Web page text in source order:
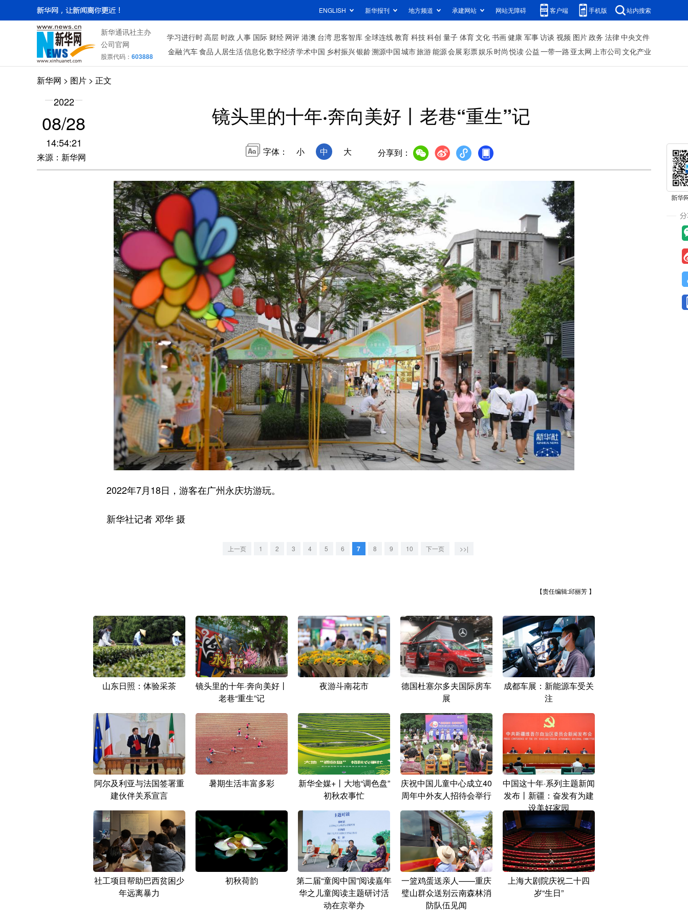
ENGLISH 新华报刊 地方频道 承建网站 网站无障碍 客户端 手机版 站内搜索
新华通讯社主办
公司官网
股票代码： 603888
学习进行时高层 时政 人事 国际 财经 网评 港澳 台湾 思客智库 全球连线教育 科技科创 量子 体育文化 书画健康 军事访谈 视频 图片政务 法律中央文件
金融汽车食品 人居生活信息化数字经济学术中国 乡村振兴银龄溯源中国城市旅游能源会展彩票娱乐时尚 悦读公益一带一路 亚太网上市公司 文化产业
新华网 > 图片 > 正文
2022
08/28
14:54:21
来源：新华网
镜头里的十年·奔向美好丨老巷“重生”记
字体： 小 中 大 分享到：
2022年7月18日，游客在广州永庆坊游玩。
新华社记者 邓华 摄
上一页 1 2 3 4 5 6 7 8 9 10 下一页 >>|
【责任编辑:邱丽芳 】
山东日照：体验采茶
镜头里的十年·奔向美好丨
老巷“重生”记
夜游斗南花市
德国杜塞尔多夫国际房车
展
成都车展：新能源车受关
注
阿尔及利亚与法国签署重
建伙伴关系宣言
暑期生活丰富多彩
新华全媒+丨大地“调色盘”
初秋农事忙
庆祝中国儿童中心成立40
周年中外友人招待会举行
中国这十年·系列主题新闻
发布丨新疆：奋发有为建
设美好家园
社工项目帮助巴西贫困少
年远离暴力
初秋荷韵
第二届“童阅中国”阅读嘉年
华之儿童阅读主题研讨活
动在京举办
一篮鸡蛋送亲人——重庆
璧山群众送别云南森林消
防队伍见闻
上海大剧院庆祝二十四
岁“生日”